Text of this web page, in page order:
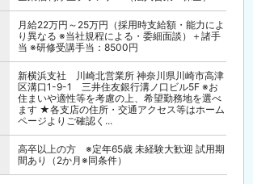
月給22万円～25万円（採用時支給額・能力によ
り異なる ※当社規程による・委細面談）＋諸手
当 ※研修受講手当：8500円
新横浜支社 川崎北営業所 神奈川県川崎市高津
区溝口1-9-1 三井住友銀行溝ノ口ビル5F ※お
住まいや適性等を考慮の上、希望勤務地を選べ
ます ★各支店の住所・交通アクセス等はホーム
ページよりご確認く...
高卒以上の方 ※定年65歳 未経験大歓迎 試用期
間あり（2か月※同条件）